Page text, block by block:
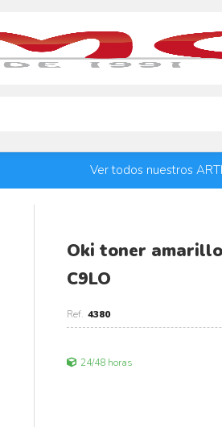
Ver todos nuestros
Oki toner amarillo
C9LO
4380
24/48 horas